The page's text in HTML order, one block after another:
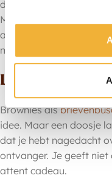
diegene kan eten
Met brownies zonder
altijd in de smaak valt.
maken en kan iedereen
Lactosevrije
Brownies als
idee. Maar een doosje
dat je hebt nagedacht
ontvanger. Je geeft niet
attent cadeau.